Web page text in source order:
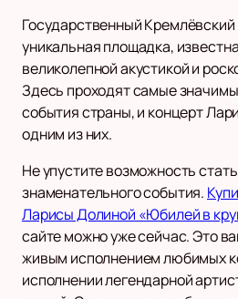
Государственный
уникальная площадка,
великолепной акустикой и
Здесь проходят самые
события страны, и концерт
одним из них.
Не упустите возможность
знаменательного события.
Ларисы Долиной «Юбилей в
сайте можно уже сейчас. Это
живым исполнением любимых
исполнении легендарной